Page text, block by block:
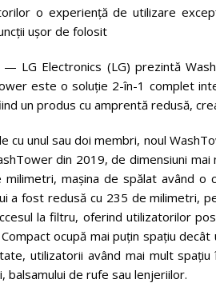
o experienţă de utilizare
uşor de folosit
LG Electronics (LG) prezintă
este o soluţie 2-în-1 complet
un produs cu amprentă redusă,
cu unul sau doi membri, noul
din 2019, de dimensiuni
maşina de spălat având o
a fost redusă cu 235 de milimetri,
la filtru, oferind utilizatorilor
ocupă mai puţin spaţiu
utilizatorii având mai mult
de rufe sau lenjeriilor.